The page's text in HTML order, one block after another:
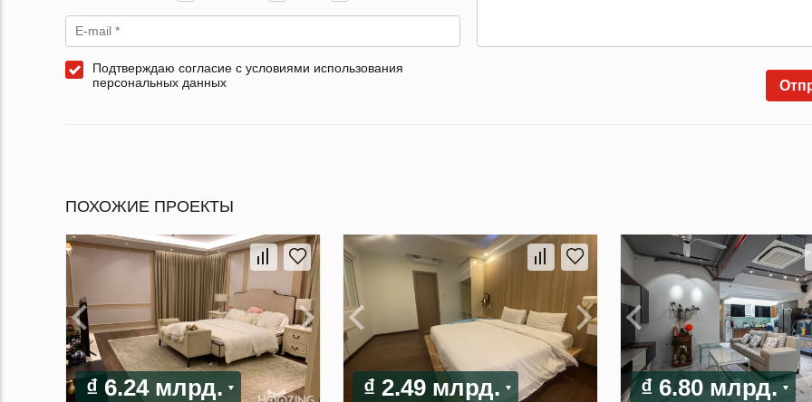
Подтверждаю согласие с условиями использования
персональных данных
ПОХОЖИЕ ПРОЕКТЫ
₫ 6.24 млрд. ₫ 2.49 млрд. ₫ 6.80 млрд.